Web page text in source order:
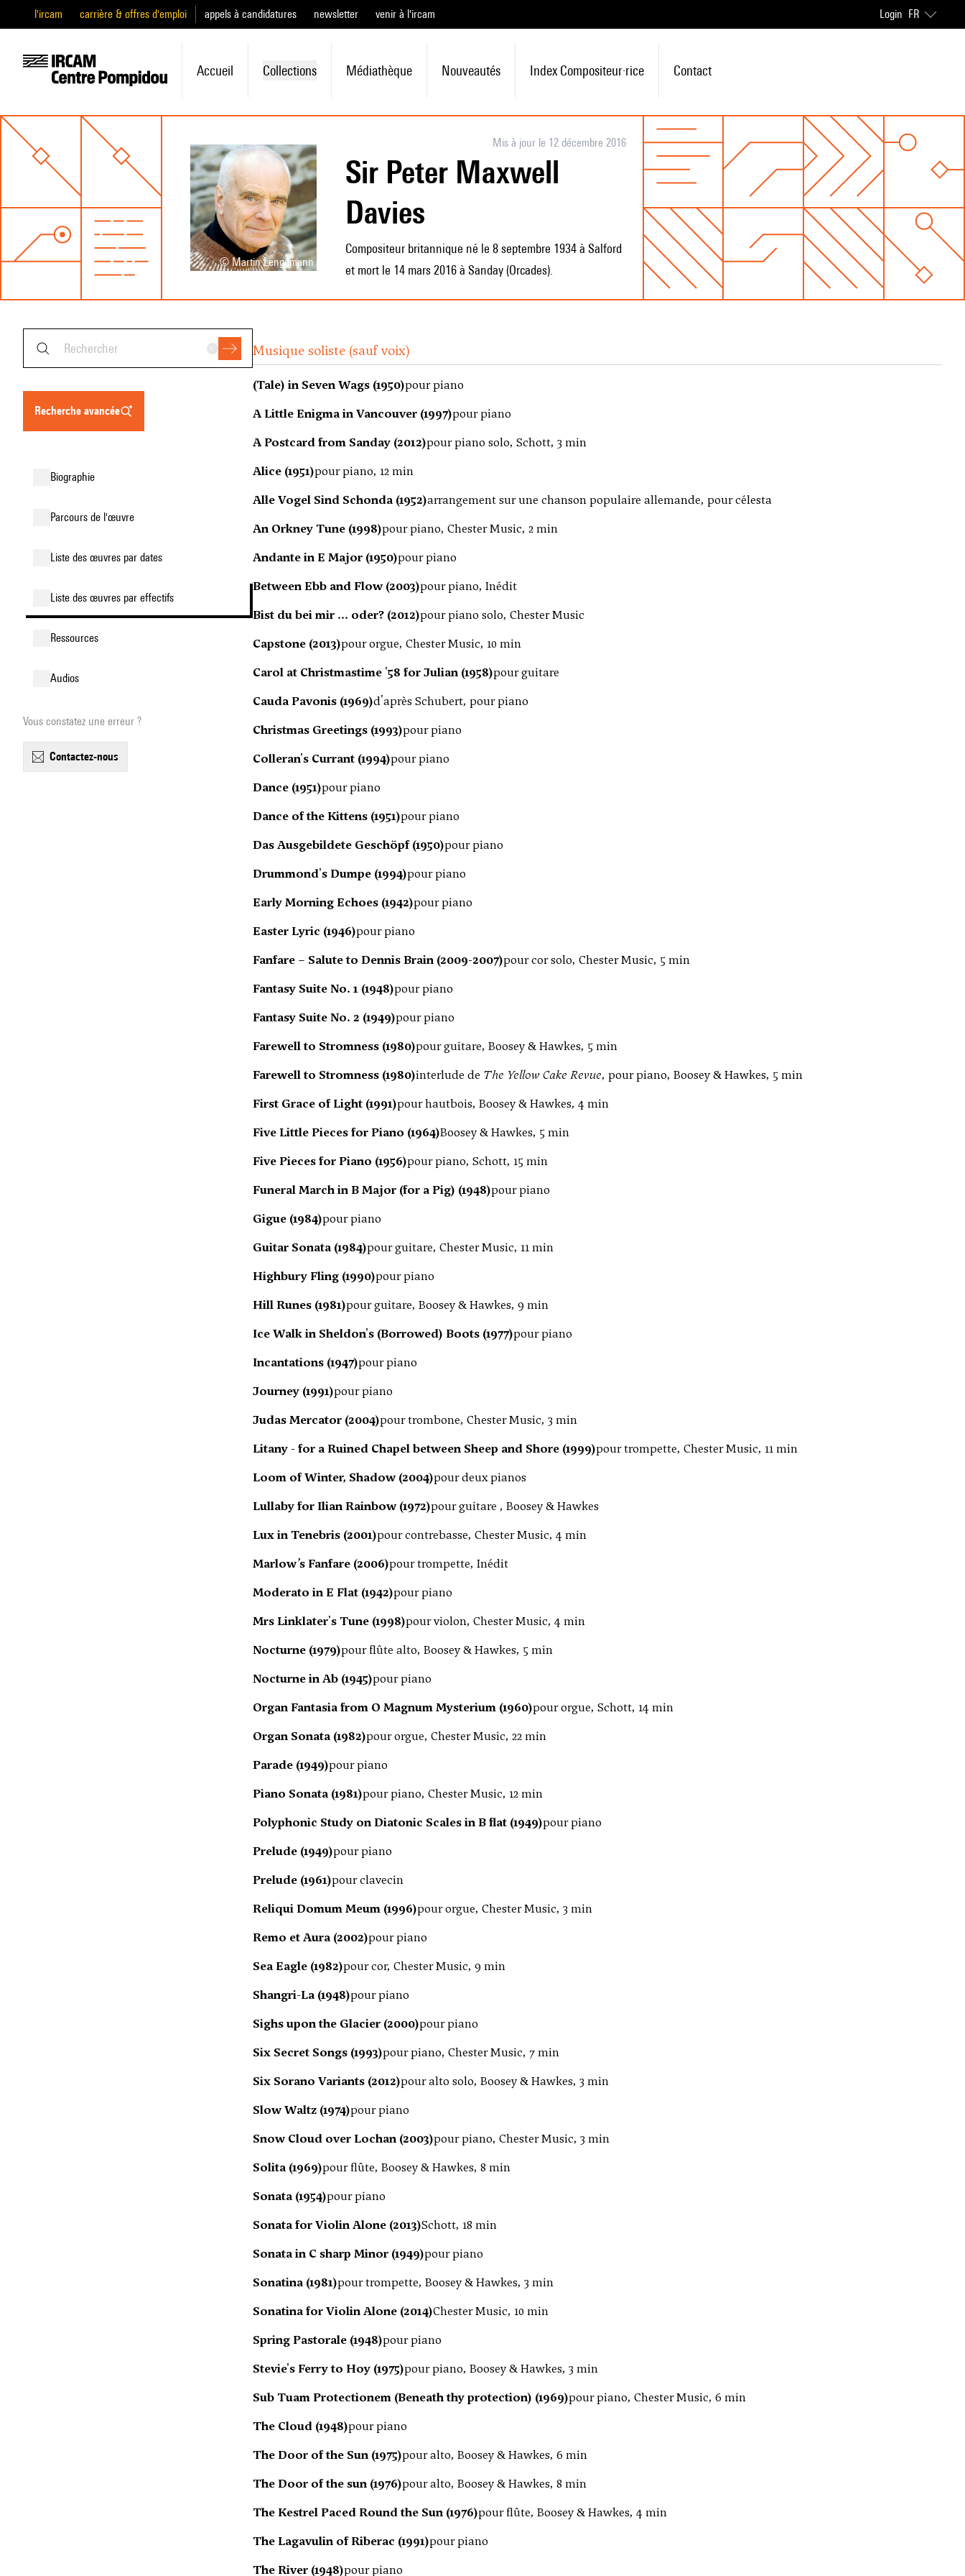
l'ircam carrière & offres d'emploi appels à candidatures newsletter venir à l'ircam Login FR
Accueil Collections Médiathèque Nouveautés Index Compositeur·rice Contact
© Martin Lengemann
Mis à jour le 12 décembre 2016
Sir Peter Maxwell
Davies
Compositeur britannique né le 8 septembre 1934 à Salford
et mort le 14 mars 2016 à Sanday (Orcades).
recherche avancée
biographie
parcours de l'œuvre
liste des œuvres par dates
liste des œuvres par effectifs
ressources
audios
Vous constatez une erreur ?
contactez-nous
Musique soliste (sauf voix)
(Tale) in Seven Wags (1950)pour piano
A Little Enigma in Vancouver (1997)pour piano
A Postcard from Sanday (2012)pour piano solo, Schott, 3 min
Alice (1951)pour piano, 12 min
Alle Vogel Sind Schonda (1952)arrangement sur une chanson populaire allemande, pour célesta
An Orkney Tune (1998)pour piano, Chester Music, 2 min
Andante in E Major (1950)pour piano
Between Ebb and Flow (2003)pour piano, Inédit
Bist du bei mir ... oder? (2012)pour piano solo, Chester Music
Capstone (2013)pour orgue, Chester Music, 10 min
Carol at Christmastime '58 for Julian (1958)pour guitare
Cauda Pavonis (1969)d'après Schubert, pour piano
Christmas Greetings (1993)pour piano
Colleran's Currant (1994)pour piano
Dance (1951)pour piano
Dance of the Kittens (1951)pour piano
Das Ausgebildete Geschöpf (1950)pour piano
Drummond's Dumpe (1994)pour piano
Early Morning Echoes (1942)pour piano
Easter Lyric (1946)pour piano
Fanfare – Salute to Dennis Brain (2009-2007)pour cor solo, Chester Music, 5 min
Fantasy Suite No. 1 (1948)pour piano
Fantasy Suite No. 2 (1949)pour piano
Farewell to Stromness (1980)pour guitare, Boosey & Hawkes, 5 min
Farewell to Stromness (1980)interlude de The Yellow Cake Revue, pour piano, Boosey & Hawkes, 5 min
First Grace of Light (1991)pour hautbois, Boosey & Hawkes, 4 min
Five Little Pieces for Piano (1964)Boosey & Hawkes, 5 min
Five Pieces for Piano (1956)pour piano, Schott, 15 min
Funeral March in B Major (for a Pig) (1948)pour piano
Gigue (1984)pour piano
Guitar Sonata (1984)pour guitare, Chester Music, 11 min
Highbury Fling (1990)pour piano
Hill Runes (1981)pour guitare, Boosey & Hawkes, 9 min
Ice Walk in Sheldon's (Borrowed) Boots (1977)pour piano
Incantations (1947)pour piano
Journey (1991)pour piano
Judas Mercator (2004)pour trombone, Chester Music, 3 min
Litany - for a Ruined Chapel between Sheep and Shore (1999)pour trompette, Chester Music, 11 min
Loom of Winter, Shadow (2004)pour deux pianos
Lullaby for Ilian Rainbow (1972)pour guitare , Boosey & Hawkes
Lux in Tenebris (2001)pour contrebasse, Chester Music, 4 min
Marlow’s Fanfare (2006)pour trompette, Inédit
Moderato in E Flat (1942)pour piano
Mrs Linklater's Tune (1998)pour violon, Chester Music, 4 min
Nocturne (1979)pour flûte alto, Boosey & Hawkes, 5 min
Nocturne in Ab (1945)pour piano
Organ Fantasia from O Magnum Mysterium (1960)pour orgue, Schott, 14 min
Organ Sonata (1982)pour orgue, Chester Music, 22 min
Parade (1949)pour piano
Piano Sonata (1981)pour piano, Chester Music, 12 min
Polyphonic Study on Diatonic Scales in B flat (1949)pour piano
Prelude (1949)pour piano
Prelude (1961)pour clavecin
Reliqui Domum Meum (1996)pour orgue, Chester Music, 3 min
Remo et Aura (2002)pour piano
Sea Eagle (1982)pour cor, Chester Music, 9 min
Shangri-La (1948)pour piano
Sighs upon the Glacier (2000)pour piano
Six Secret Songs (1993)pour piano, Chester Music, 7 min
Six Sorano Variants (2012)pour alto solo, Boosey & Hawkes, 3 min
Slow Waltz (1974)pour piano
Snow Cloud over Lochan (2003)pour piano, Chester Music, 3 min
Solita (1969)pour flûte, Boosey & Hawkes, 8 min
Sonata (1954)pour piano
Sonata for Violin Alone (2013)Schott, 18 min
Sonata in C sharp Minor (1949)pour piano
Sonatina (1981)pour trompette, Boosey & Hawkes, 3 min
Sonatina for Violin Alone (2014)Chester Music, 10 min
Spring Pastorale (1948)pour piano
Stevie's Ferry to Hoy (1975)pour piano, Boosey & Hawkes, 3 min
Sub Tuam Protectionem (Beneath thy protection) (1969)pour piano, Chester Music, 6 min
The Cloud (1948)pour piano
The Door of the Sun (1975)pour alto, Boosey & Hawkes, 6 min
The Door of the sun (1976)pour alto, Boosey & Hawkes, 8 min
The Kestrel Paced Round the Sun (1976)pour flûte, Boosey & Hawkes, 4 min
The Lagavulin of Riberac (1991)pour piano
The River (1948)pour piano